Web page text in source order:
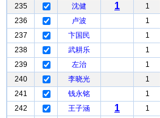
235
沈健 1 1
236
卢波 1
237
卞国民 1
238
武耕乐 1
239
左治 1
240
李晓光 1
241
钱永铭 1
242
王子涵 1 1